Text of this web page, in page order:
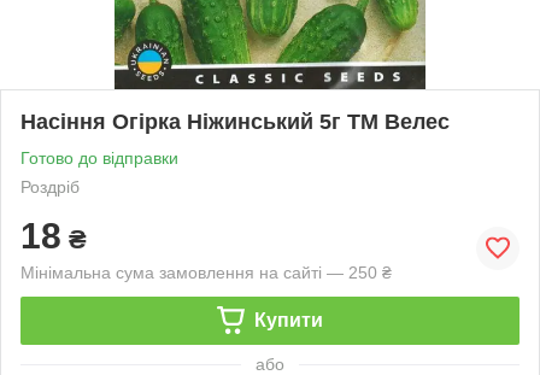
Насіння Огірка Ніжинський 5г ТМ Велес
Готово до відправки
Роздріб
18 ₴
Мінімальна сума замовлення на сайті — 250 ₴
Купити
або